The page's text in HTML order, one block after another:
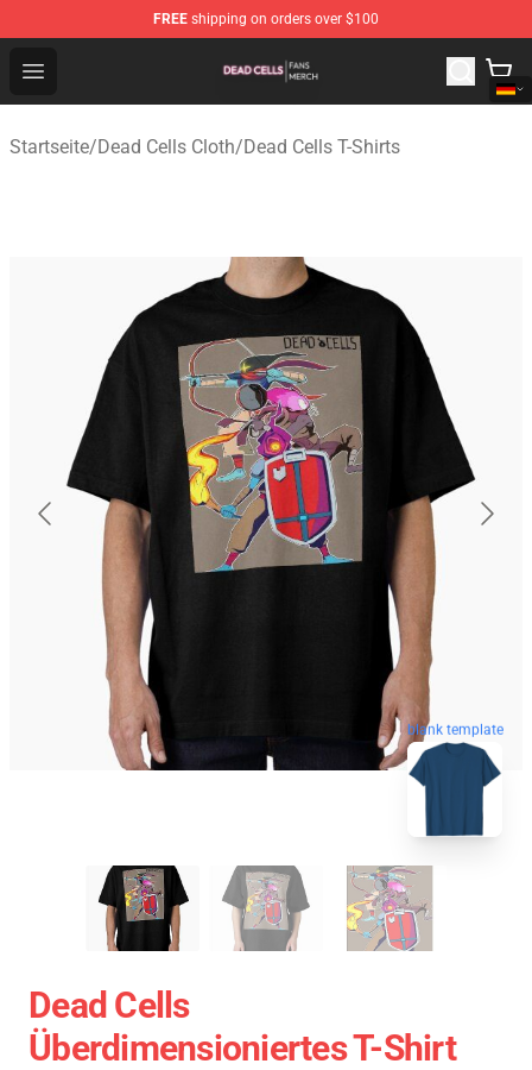
FREE shipping on orders over $100
Open menu
Dead Cells Shop - Official Dead Cells Merchandise Store
Startseite/Dead Cells Cloth/Dead Cells T-Shirts
blank template
Dead Cells
Überdimensioniertes T-Shirt